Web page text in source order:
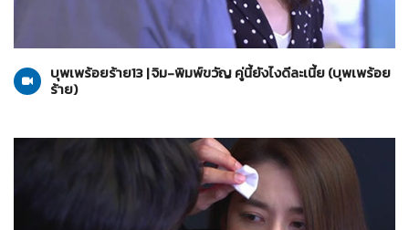
บุพเพร้อยร้าย
บุพเพร้อยร้าย13 | จิม-พิมพ์ขวัญ คู่นี้ยังไงดีละเนี้ย (บุพเพร้อย
ร้าย)